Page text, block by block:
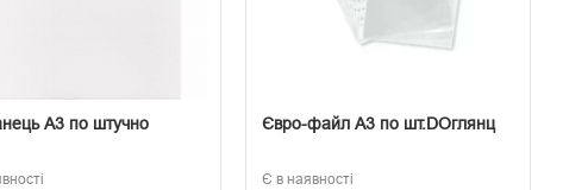
А3 по штучно Євро-файл А3 по шт.DOглянц
Є в наявності